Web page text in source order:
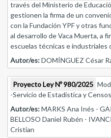
través del Ministerio de
gestionen la firma de un
con la Fundación YPF y otras
al desarrollo de Vaca Muerta, a
escuelas técnicas e industriales
Autor/es:DOMÍNGUEZ César
Proyecto Ley Nº 980/2025
-Servicio de Estadística y
Autor/es:MARKS Ana Inés -
BELLOSO Daniel Rubén -
Cristian